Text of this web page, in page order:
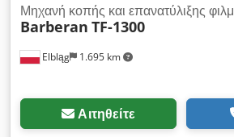
Elbląg 1.695 km
Μηχανή κοπής και επανατύλιξης φιλμ
Barberan TF-1300
Αιτηθείτε